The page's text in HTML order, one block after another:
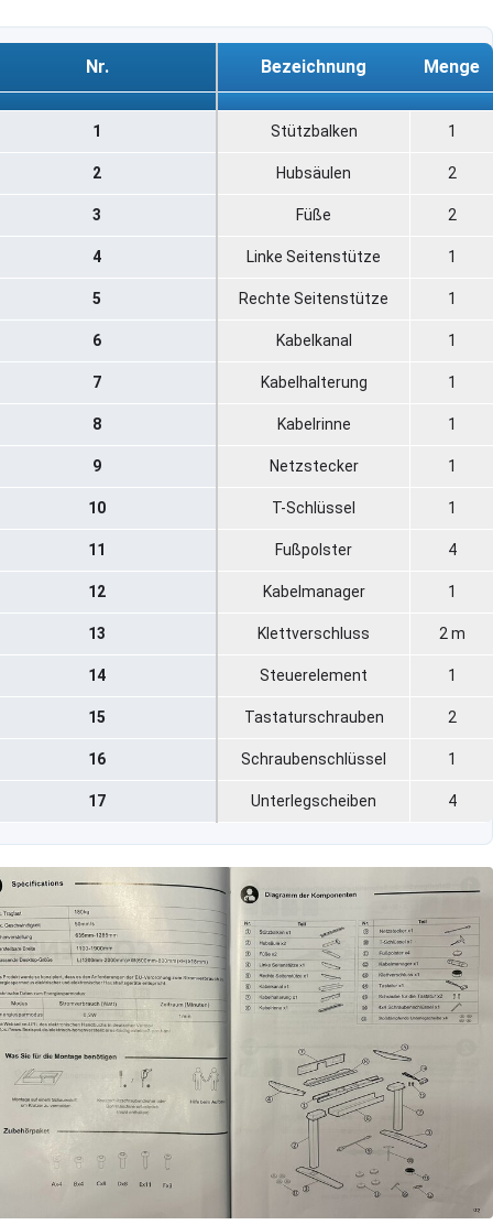
Nr. Bezeichnung Menge
Nr. Bezeichnung Menge
1 Stützbalken 1
2 Hubsäulen 2
3 Füße 2
4 Linke Seitenstütze 1
5 Rechte Seitenstütze 1
6 Kabelkanal 1
7 Kabelhalterung 1
8 Kabelrinne 1
9 Netzstecker 1
10 T-Schlüssel 1
11 Fußpolster 4
12 Kabelmanager 1
13 Klettverschluss 2 m
14 Steuerelement 1
15 Tastaturschrauben 2
16 Schraubenschlüssel 1
17 Unterlegscheiben 4